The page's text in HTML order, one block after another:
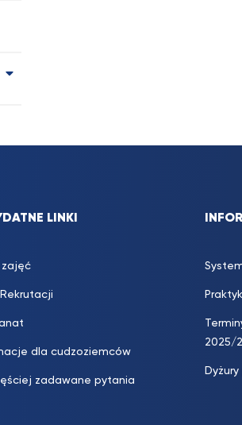
LINKI
zajęć
dla cudzoziemców
zadawane pytania
2025/